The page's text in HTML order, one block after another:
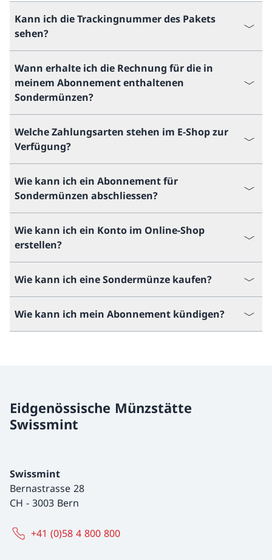
Kann ich die Trackingnummer des Pakets
sehen?
Wann erhalte ich die Rechnung für die in
meinem Abonnement enthaltenen
Sondermünzen?
Welche Zahlungsarten stehen im E-Shop zur
Verfügung?
Wie kann ich ein Abonnement für
Sondermünzen abschliessen?
Wie kann ich ein Konto im Online-Shop
erstellen?
Wie kann ich eine Sondermünze kaufen?
Wie kann ich mein Abonnement kündigen?
Eidgenössische Münzstätte
Swissmint
Swissmint
Bernastrasse 28
CH - 3003 Bern
+41 (0)58 4 800 800